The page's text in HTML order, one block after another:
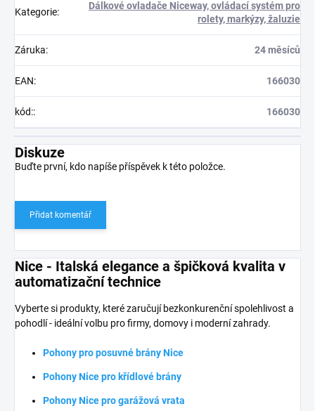
Kategorie:
Dálkové ovladače Niceway, ovládací systém pro
rolety, markýzy, žaluzie
Záruka: 24 měsíců
EAN: 166030
kód:: 166030
Diskuze
Buďte první, kdo napíše příspěvek k této položce.
Přidat komentář
Nice - Italská elegance a špičková kvalita v
automatizační technice
Vyberte si produkty, které zaručují bezkonkurenční spolehlivost a
pohodlí - ideální volbu pro firmy, domovy i moderní zahrady.
Pohony pro posuvné brány Nice
Pohony Nice pro křídlové brány
Pohony Nice pro garážová vrata